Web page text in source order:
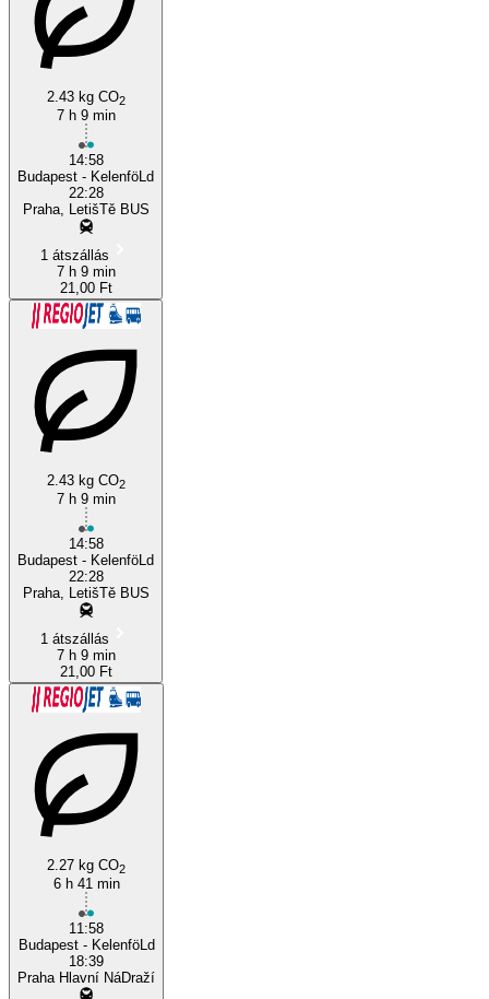
2.43 kg CO2
7 h 9 min
14:58
Budapest - KelenföLd
22:28
Praha, LetišTě BUS
1 átszállás
7 h 9 min
21,00 Ft
2.43 kg CO2
7 h 9 min
14:58
Budapest - KelenföLd
22:28
Praha, LetišTě BUS
1 átszállás
7 h 9 min
21,00 Ft
2.27 kg CO2
6 h 41 min
11:58
Budapest - KelenföLd
18:39
Praha Hlavní NáDraží